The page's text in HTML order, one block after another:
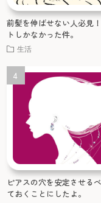
前髪を伸ばせない人必見
トしかなかった件。
生活
ピアスの穴を安定させる
ておくことにしたよ。